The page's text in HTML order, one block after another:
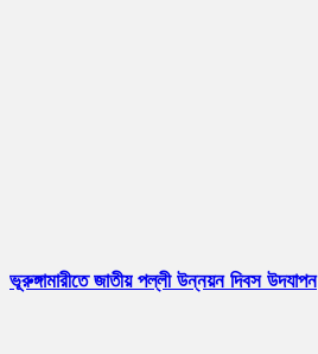
ভূরুঙ্গামারীতে জাতীয় পল্লী উন্নয়ন দিবস উদযাপন